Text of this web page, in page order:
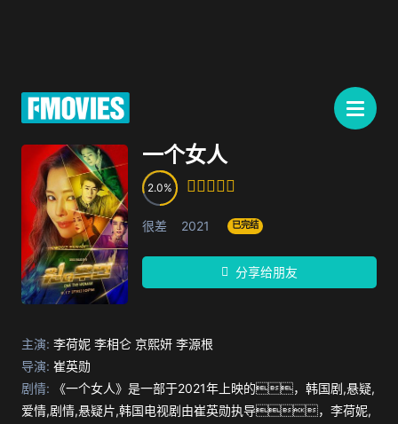
一个女人
2.0
很差 2021 已完结
分享给朋友
主演: 李荷妮 李相仑 京熙妍 李源根
导演: 崔英勋
剧情: 《一个女人》是一部于2021年上映的，韩国剧,悬疑,
爱情,剧情,悬疑片,韩国电视剧由崔英勋执导，李荷妮,